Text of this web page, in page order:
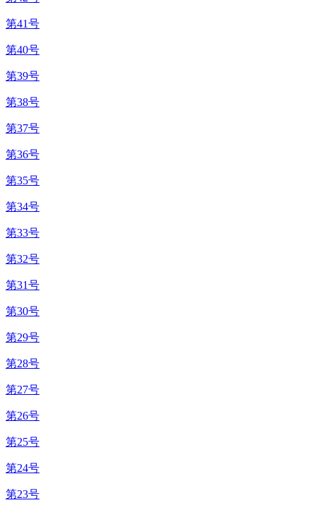
第41号
第40号
第39号
第38号
第37号
第36号
第35号
第34号
第33号
第32号
第31号
第30号
第29号
第28号
第27号
第26号
第25号
第24号
第23号